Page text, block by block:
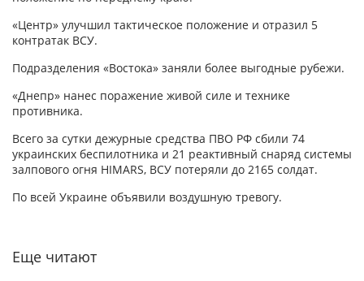
«Центр» улучшил тактическое положение и отразил 5
контратак ВСУ.
Подразделения «Востока» заняли более выгодные рубежи.
«Днепр» нанес поражение живой силе и технике
противника.
Всего за сутки дежурные средства ПВО РФ сбили 74
украинских беспилотника и 21 реактивный снаряд системы
залпового огня HIMARS, ВСУ потеряли до 2165 солдат.
По всей Украине объявили воздушную тревогу.
Еще читают